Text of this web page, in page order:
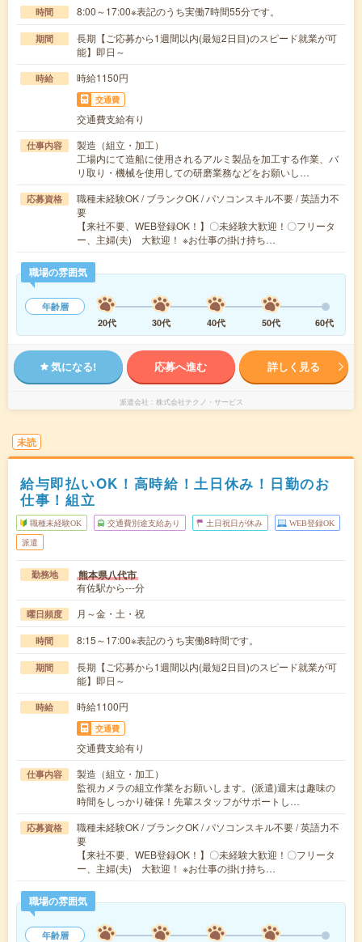
時間 8:00～17:00※表記のうち実働7時間55分です。
期間
長期【ご応募から1週間以内(最短2日目)のスピード就業が可
能】即日～
時給 時給1150円
交通費
交通費支給有り
仕事内容
製造（組立・加工）
工場内にて造船に使用されるアルミ製品を加工する作業、バ
リ取り・機械を使用しての研磨業務などをお願いし…
応募資格
職種未経験OK / ブランクOK / パソコンスキル不要 / 英語力不
要
【来社不要、WEB登録OK！】〇未経験大歓迎！〇フリータ
ー、主婦(夫) 大歓迎！ ※お仕事の掛け持ち…
職場の雰囲気
年齢層
20代
30代 40代 50代 60代
気になる! 応募へ進む 詳しく見る
派遣会社 株式会社テクノ・サービス
未読
給与即払いOK！高時給！土日休み！日勤のお
仕事！組立
職種未経験OK 交通費別途支給あり 土日祝日が休み WEB登録OK
派遣
勤務地 熊本県八代市
有佐駅から---分
曜日頻度 月～金・土・祝
時間 8:15～17:00※表記のうち実働8時間です。
期間
長期【ご応募から1週間以内(最短2日目)のスピード就業が可
能】即日～
時給 時給1100円
交通費
交通費支給有り
仕事内容
製造（組立・加工）
監視カメラの組立作業をお願いします。(派遣)週末は趣味の
時間をしっかり確保！先輩スタッフがサポートし…
応募資格
職種未経験OK / ブランクOK / パソコンスキル不要 / 英語力不
要
【来社不要、WEB登録OK！】〇未経験大歓迎！〇フリータ
ー、主婦(夫) 大歓迎！ ※お仕事の掛け持ち…
職場の雰囲気
年齢層